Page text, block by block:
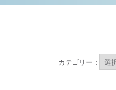
カテゴリー：